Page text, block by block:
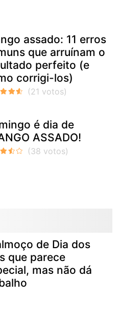
assado: 11 erros
que arruínam o
perfeito (e
corrigi-los)
é dia de
ASSADO!
de Dia dos
que parece
mas não dá